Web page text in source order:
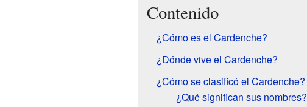
Contenido
¿Cómo es el Cardenche?
¿Dónde vive el Cardenche?
¿Cómo se clasificó el Cardenche?
¿Qué significan sus nombres?